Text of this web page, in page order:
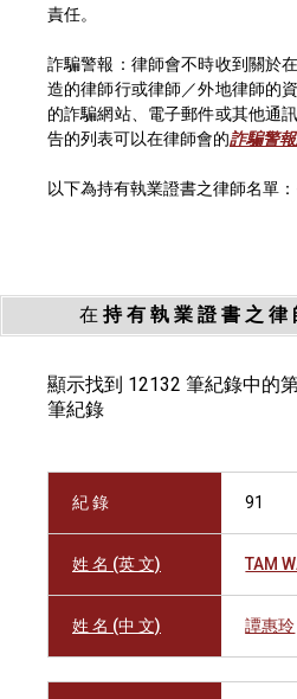
責任。
詐騙警報：律師會不時收到關於
造的律師行或律師／外地律師的
的詐騙網站、電子郵件或其他通
告的列表可以在律師會的詐騙警
以下為持有執業證書之律師名單
在 持 有 執 業 證 書 之 律
顯示找到 12132 筆紀錄中的
筆紀錄
紀 錄 91
姓 名 (英 文) TAM
姓 名 (中 文) 譚惠玲